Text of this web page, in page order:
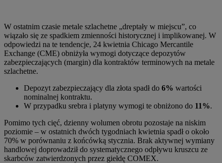
W ostatnim czasie metale szlachetne „dreptały w miejscu”, co
wiązało się ze spadkiem zmienności historycznej i implikowanej. W
odpowiedzi na te tendencje, 24 kwietnia Chicago Mercantile
Exchange (CME) obniżyła wymogi dotyczące depozytów
zabezpieczających (margin) dla kontraktów terminowych na metale
szlachetne.
Depozyt zabezpieczający dla złota spadł do 6% wartości
nominalnej kontraktu.
W przypadku srebra i platyny wymogi te obniżono do 11%.
Pomimo tych cięć, dzienny wolumen obrotu pozostaje na niskim
poziomie – w ostatnich dwóch tygodniach kwietnia spadł o około
70% w porównaniu z końcówką stycznia. Brak aktywnej wymiany
handlowej doprowadził do systematycznego odpływu kruszcu ze
skarbców zatwierdzonych przez giełdę COMEX.